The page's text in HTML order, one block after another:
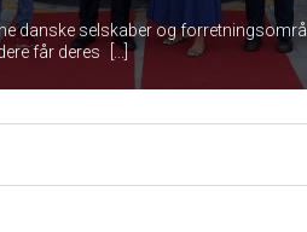
danske selskaber og
får deres